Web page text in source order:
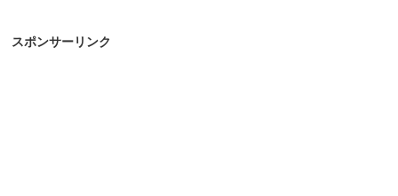
スポンサーリンク